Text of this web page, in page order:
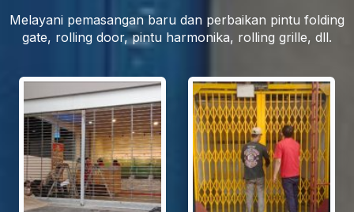
Melayani pemasangan baru dan perbaikan pintu folding
gate, rolling door, pintu harmonika, rolling grille, dll.